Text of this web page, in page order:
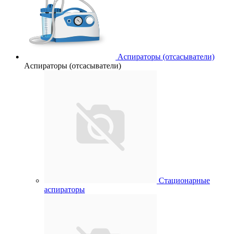
Аспираторы (отсасыватели)
Аспираторы (отсасыватели)
Стационарные
аспираторы